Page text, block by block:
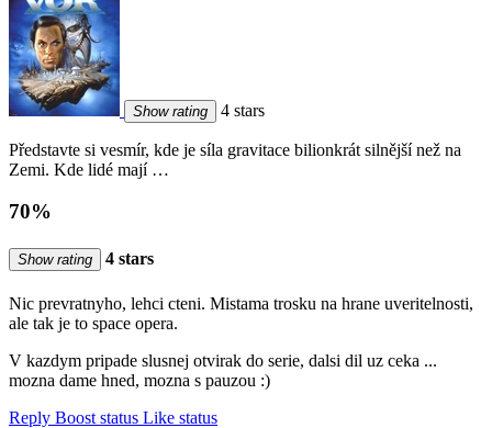
Show rating 4 stars
Představte si vesmír, kde je síla gravitace bilionkrát silnější než na
Zemi. Kde lidé mají …
70%
Show rating 4 stars
Nic prevratnyho, lehci cteni. Mistama trosku na hrane uveritelnosti,
ale tak je to space opera.
V kazdym pripade slusnej otvirak do serie, dalsi dil uz ceka ...
mozna dame hned, mozna s pauzou :)
Reply Boost status Like status